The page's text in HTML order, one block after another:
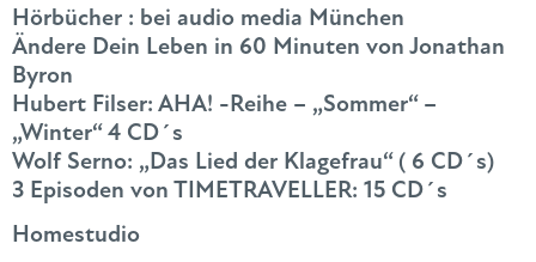
Hörbücher : bei audio media München
Ändere Dein Leben in 60 Minuten von Jonathan
Byron
Hubert Filser: AHA! -Reihe – „Sommer“ –
„Winter“ 4 CD´s
Wolf Serno: „Das Lied der Klagefrau“ ( 6 CD´s)
3 Episoden von TIMETRAVELLER: 15 CD´s
Homestudio